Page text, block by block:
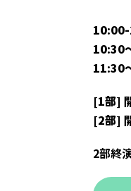
10:00-
10:30
11:30
[1部]
[2部]
2部終